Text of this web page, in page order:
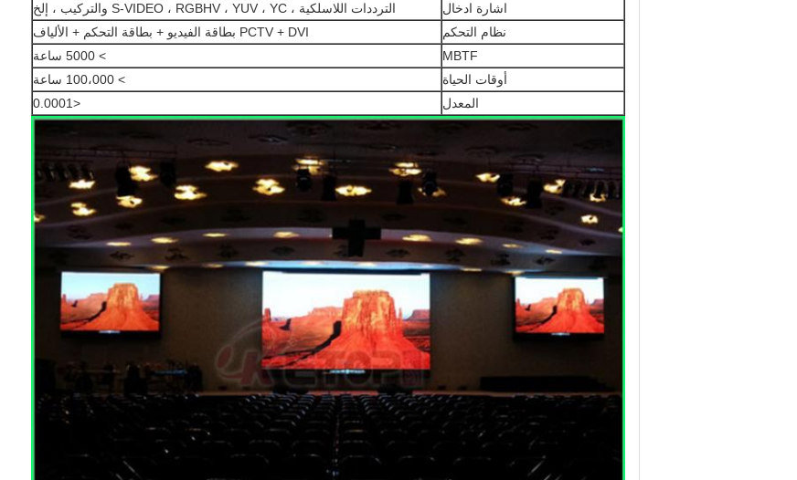
اشارة ادخال
الترددات اللاسلكية ، S-VIDEO ، RGBHV ، YUV ، YC والتركيب ، إلخ
نظام التحكم
PCTV + DVI بطاقة الفيديو + بطاقة التحكم + الألياف
MBTF
> 5000 ساعة
أوقات الحياة
> 100،000 ساعة
المعدل
<0.0001